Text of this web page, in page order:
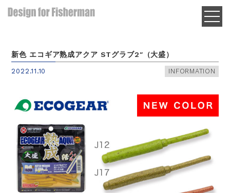
新色 エコギア熟成アクア STグラブ2″（大盛）
2022.11.10 INFORMATION